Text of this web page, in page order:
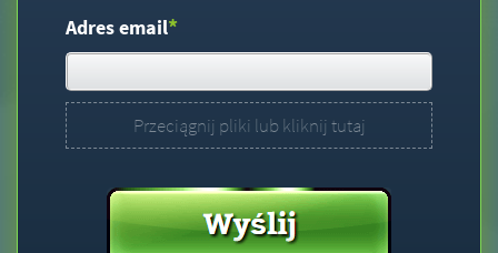
Adres email*
Przeciągnij pliki lub kliknij tutaj